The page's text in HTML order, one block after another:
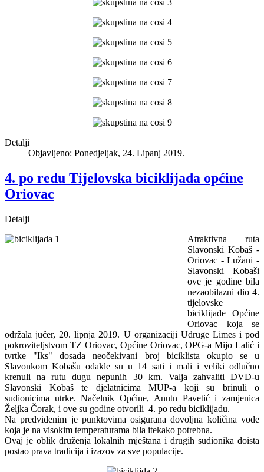
Detalji
Objavljeno: Ponedjeljak, 24. Lipanj 2019.
4. po redu Tijelovska biciklijada općine
Oriovac
Detalji
Atraktivna ruta
Slavonski Kobaš -
Oriovac - Lužani -
Slavonski Kobaši
ove je godine bila
nezaobilazni dio 4.
tijelovske
biciklijade Općine
Oriovac koja se
održala jučer, 20. lipnja 2019. U organizaciji Udruge Limes i pod
pokroviteljstvom TZ Oriovac, Općine Oriovac, OPG-a Mijo Lalić i
tvrtke "Iks" dosada neočekivani broj biciklista okupio se u
Slavonkom Kobašu odakle su u 14 sati i mali i veliki odlučno
krenuli na rutu dugu nepunih 30 km. Valja zahvaliti DVD-u
Slavonski Kobaš te djelatnicima MUP-a koji su brinuli o
sudionicima utrke. Načelnik Općine, Anutn Pavetić i zamjenica
Željka Čorak, i ove su godine otvorili 4. po redu biciklijadu.
Na predviđenim je punktovima osigurana dovoljna količina vode
koja je na visokim temperaturama bila itekako potrebna.
Ovaj je oblik druženja lokalnih mještana i drugih sudionika doista
postao prava tradicija i izazov za sve populacije.